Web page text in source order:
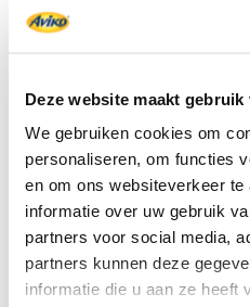
Deze website maakt gebruik
We gebruiken cookies om
personaliseren, om functies
en om ons websiteverkeer
informatie over uw gebruik
partners voor social media,
partners kunnen deze
informatie die u aan ze heeft
Smelt
in een koekenpan de boter.
aan en neem uit de pan. Bak in het
ook de bouillon toe. Leg het vlees
in 10 minuten gaar.
Verhitin een hapjespan de olijfolie.
spinazie in handzame porties toe
omscheppend iets slinken. Breng op
het vlees uit de pan en laat
Hak de peterselie fijn. Verdeel de
de jus over 4 borden. Bestrooi met